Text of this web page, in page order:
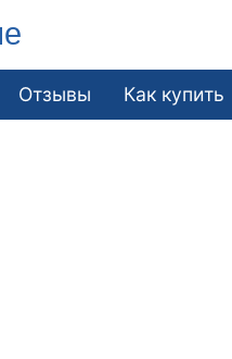
Отзывы Как купить